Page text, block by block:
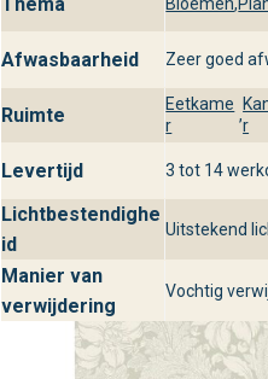
onze winkels. Je profiteert van
ruime voorraad en persoonlijk
de perfecte wandbekleding
Bloemen,
Afwasbaarheid Zeer goed
Ruimte
Eetkame
r
,
r
Levertijd 3 tot 14
Lichtbestendighe
id
Uitstekend
Manier van
verwijdering
Vochtig